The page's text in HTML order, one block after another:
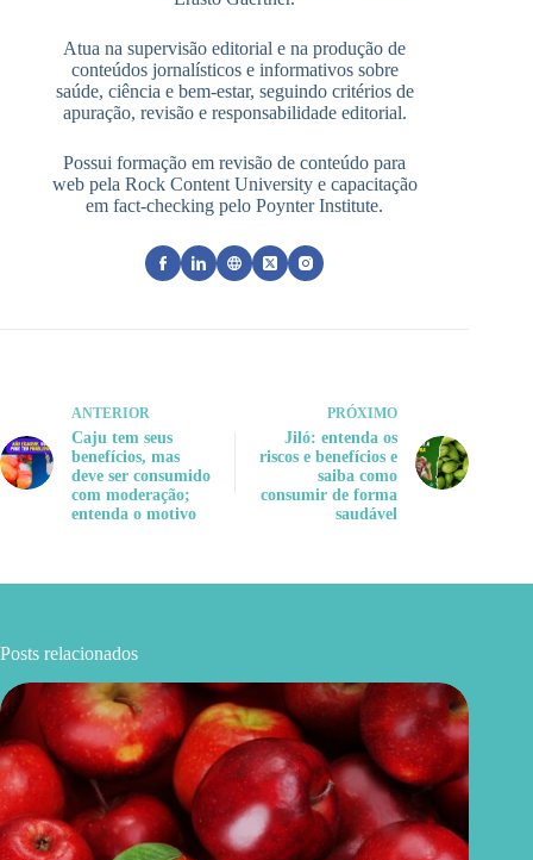
Atua na supervisão editorial e na produção de
conteúdos jornalísticos e informativos sobre
saúde, ciência e bem-estar, seguindo critérios de
apuração, revisão e responsabilidade editorial.
Possui formação em revisão de conteúdo para
web pela Rock Content University e capacitação
em fact-checking pelo Poynter Institute.
ANTERIOR
Caju tem seus
benefícios, mas
deve ser consumido
com moderação;
entenda o motivo
PRÓXIMO
Jiló: entenda os
riscos e benefícios e
saiba como
consumir de forma
saudável
Posts relacionados